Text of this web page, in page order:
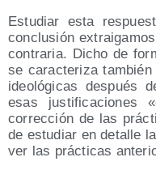
Estudiar esta
conclusión
contraria. Dicho de
se caracteriza
ideológicas después
esas justificaciones
corrección de las
de estudiar en detalle
ver las prácticas